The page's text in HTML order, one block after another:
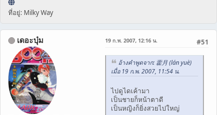
ที่อยู่: Milky Way
เดอะบุ๋ม #51
19 ก.พ. 2007, 12:16 น.
อ้างคำพูดจาก: 藿月 (lán yuè)
เมื่อ 19 ก.พ. 2007, 11:54 น.
ไปดูไดเค้ามา
เป็นชายก็หน้าตาดี
เป็นหญิงก็ยิ่งสวยไปใหญ่